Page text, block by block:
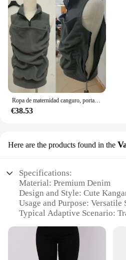
Ropa de maternidad canguro, portabebés para mamá, Top sin mangas para lactancia, chaleco de invierno, suéter sin mangas
€38.53
Here are the products found in the
Specifications:
Material: Premium Denim
Design and Style: Cute
Usage and Purpose: Versatile
Typical Adaptive Scenario:
Lightweight
Performance and Property: